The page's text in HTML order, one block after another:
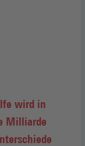
wird in
Milliarde